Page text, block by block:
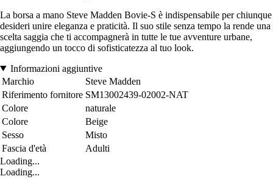
La borsa a mano Steve Madden Bovie-S è indispensabile per chiunque
desideri unire eleganza e praticità. Il suo stile senza tempo la rende una
scelta saggia che ti accompagnerà in tutte le tue avventure urbane,
aggiungendo un tocco di sofisticatezza al tuo look.
Informazioni aggiuntive
Marchio
Steve Madden
Riferimento fornitore SM13002439-02002-NAT
Colore
naturale
Colore
Beige
Sesso
Misto
Fascia d'età
Adulti
Loading...
Loading...